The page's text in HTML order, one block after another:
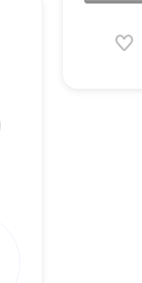
(GMT+8)